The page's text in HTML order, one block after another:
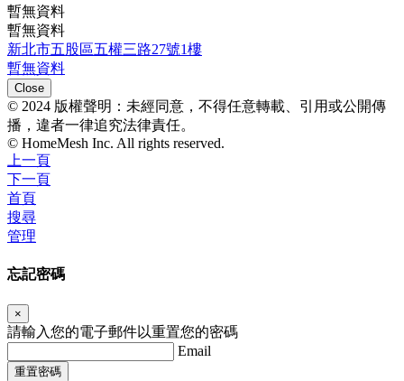
暫無資料
暫無資料
新北市五股區五權三路27號1樓
暫無資料
Close
© 2024 版權聲明：未經同意，不得任意轉載、引用或公開傳
播，違者一律追究法律責任。
© HomeMesh Inc. All rights reserved.
上一頁
下一頁
首頁
搜尋
管理
忘記密碼
×
請輸入您的電子郵件以重置您的密碼
Email
重置密碼